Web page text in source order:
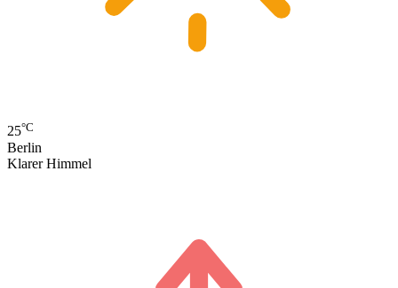
25°C
Berlin
Klarer Himmel